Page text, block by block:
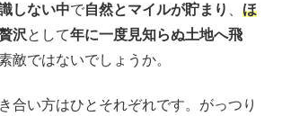
しない中で自然とマイルが貯まり
ほ
沢として年に一度見知らぬ土地へ飛
敵ではないでしょうか。
合い方はひとそれぞれです。がっつり